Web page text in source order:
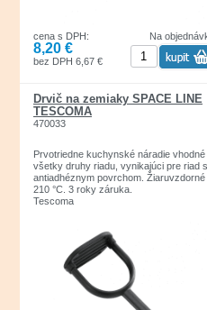
Na
cena s DPH:
8,20 €
bez DPH 6,67 €
Drvič na zemiaky SPACE LINE
TESCOMA
470033
Prvotriedne kuchynské náradie
všetky druhy riadu, vynikajúci pre riad s
antiadhéznym povrchom. Žiaruvzdorné
210 °C. 3 roky záruka.
Tescoma